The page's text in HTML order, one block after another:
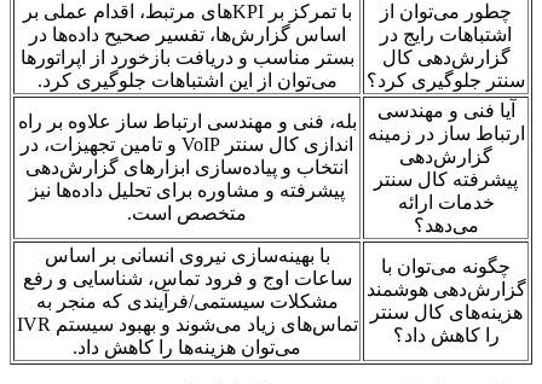
چطور می‌توان از
اشتباهات رایج در
گزارش‌دهی کال
سنتر جلوگیری کرد؟
با تمرکز بر KPIهای مرتبط، اقدام عملی بر
اساس گزارش‌ها، تفسیر صحیح داده‌ها در
بستر مناسب و دریافت بازخورد از اپراتورها
می‌توان از این اشتباهات جلوگیری کرد.
آیا فنی و مهندسی
ارتباط ساز در زمینه
گزارش‌دهی
پیشرفته کال سنتر
خدمات ارائه
می‌دهد؟
بله، فنی و مهندسی ارتباط ساز علاوه بر راه
اندازی کال سنتر VoIP و تامین تجهیزات، در
انتخاب و پیاده‌سازی ابزارهای گزارش‌دهی
پیشرفته و مشاوره برای تحلیل داده‌ها نیز
متخصص است.
چگونه می‌توان با
گزارش‌دهی هوشمند
هزینه‌های کال سنتر
را کاهش داد؟
با بهینه‌سازی نیروی انسانی بر اساس
ساعات اوج و فرود تماس، شناسایی و رفع
مشکلات سیستمی/فرآیندی که منجر به
تماس‌های زیاد می‌شوند و بهبود سیستم IVR
می‌توان هزینه‌ها را کاهش داد.